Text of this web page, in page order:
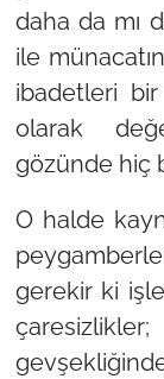
daha da mı
ile
ibadetleri
olarak
gözünde hiç
O halde
gerekir ki